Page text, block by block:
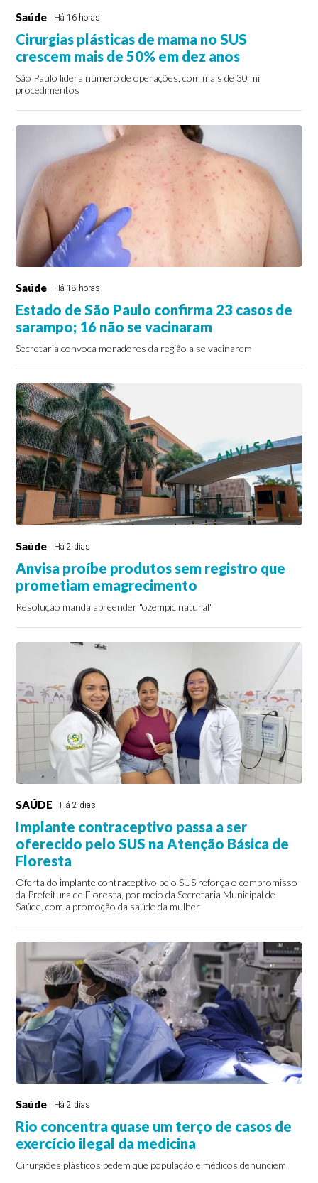
Saúde Há 16 horas
Cirurgias plásticas de mama no SUS
crescem mais de 50% em dez anos
São Paulo lidera número de operações, com mais de 30 mil
procedimentos
Saúde Há 18 horas
Estado de São Paulo confirma 23 casos de
sarampo; 16 não se vacinaram
Secretaria convoca moradores da região a se vacinarem
Saúde Há 2 dias
Anvisa proíbe produtos sem registro que
prometiam emagrecimento
Resolução manda apreender "ozempic natural"
SAÚDE Há 2 dias
Implante contraceptivo passa a ser
oferecido pelo SUS na Atenção Básica de
Floresta
Oferta do implante contraceptivo pelo SUS reforça o compromisso
da Prefeitura de Floresta, por meio da Secretaria Municipal de
Saúde, com a promoção da saúde da mulher
Saúde Há 2 dias
Rio concentra quase um terço de casos de
exercício ilegal da medicina
Cirurgiões plásticos pedem que população e médicos denunciem